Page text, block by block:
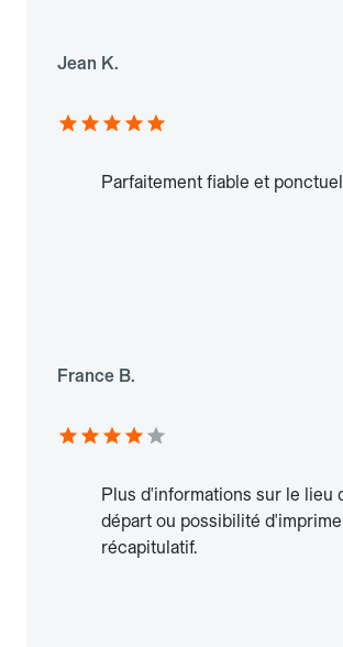
Jean K.
Parfaitement fiable et
France B.
Plus d'informations sur le lieu
départ ou possibilité
récapitulatif.